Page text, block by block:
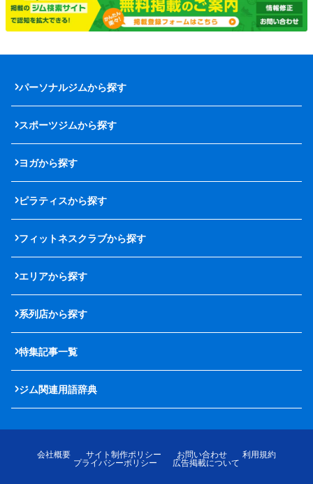
パーソナルジムから探す
スポーツジムから探す
ヨガから探す
ピラティスから探す
フィットネスクラブから探す
エリアから探す
系列店から探す
特集記事一覧
ジム関連用語辞典
会社概要 サイト制作ポリシー お問い合わせ
利用規約
プライバシーポリシー
広告掲載について